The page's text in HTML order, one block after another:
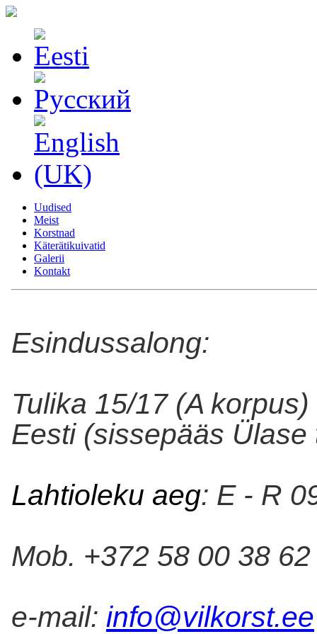
Uudised
Meist
Korstnad
Käterätikuivatid
Galerii
Kontakt
Esindussalong:
Tulika 15/17 (A
Eesti (sissepääs Ülase
Lahtioleku aeg: E - R
Mob. +372 58 00 38 62
e-mail: info@vilkorst.ee